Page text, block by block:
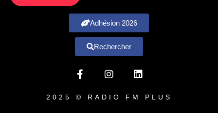
Adhésion 2026
Rechercher
2025 © RADIO FM PLUS